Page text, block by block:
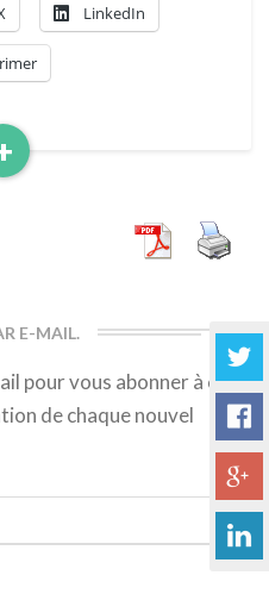
LinkedIn
E-MAIL.
pour vous abonner à ce
de chaque nouvel